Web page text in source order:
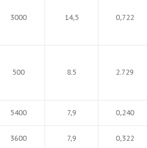
3000 14,5 0,722
500 8.5 2.729
5400 7,9 0,240
3600 7,9 0,322